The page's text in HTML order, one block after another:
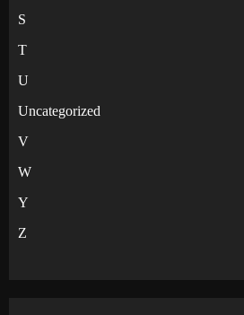
S
T
U
Uncategorized
V
W
Y
Z